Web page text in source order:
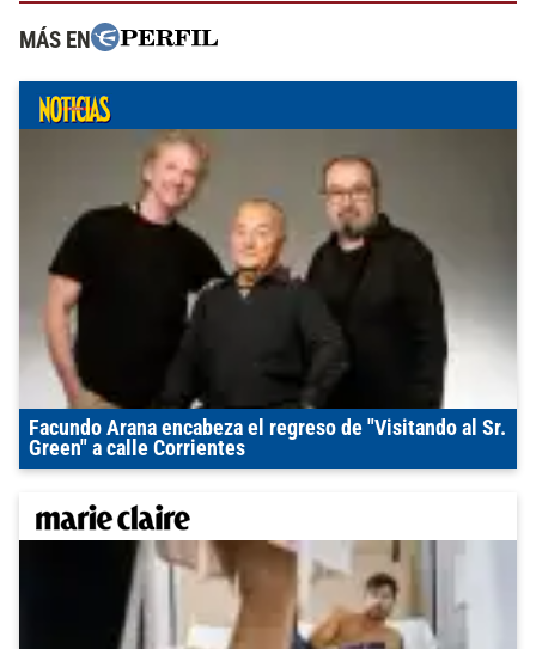
MÁS EN
Facundo Arana encabeza el regreso de "Visitando al Sr.
Green" a calle Corrientes